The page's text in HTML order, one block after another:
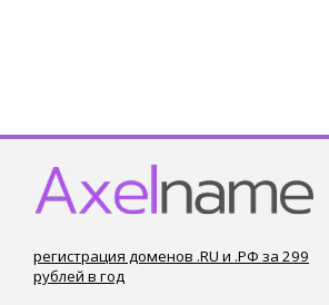
регистрация доменов .RU и .РФ за 299
рублей в год